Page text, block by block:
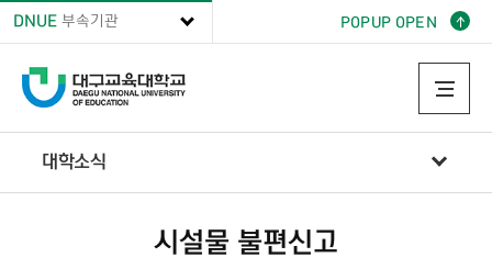
POPUP OPEN
DNUE 부속기관
대학소식
시설물 불편신고